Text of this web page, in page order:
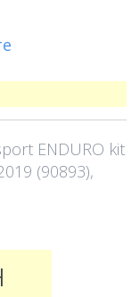
ENDURO kit
(90893),